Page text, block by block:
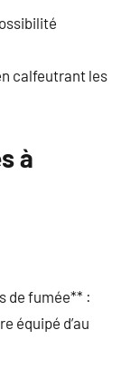
calfeutrant les
à
de fumée** :
équipé d’au